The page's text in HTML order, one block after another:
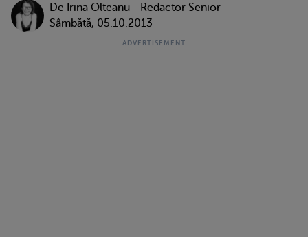
De Irina Olteanu - Redactor Senior
Sâmbătă, 05.10.2013